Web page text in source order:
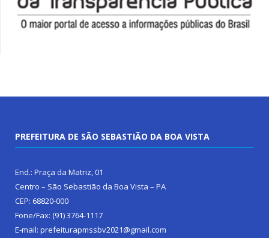
PREFEITURA DE SÃO SEBASTIÃO DA BOA VISTA
End.: Praça da Matriz, 01
Centro – São Sebastião da Boa Vista – PA
CEP: 68820-000
Fone/Fax: (91) 3764-1117
E-mail: prefeiturapmssbv2021@gmail.com